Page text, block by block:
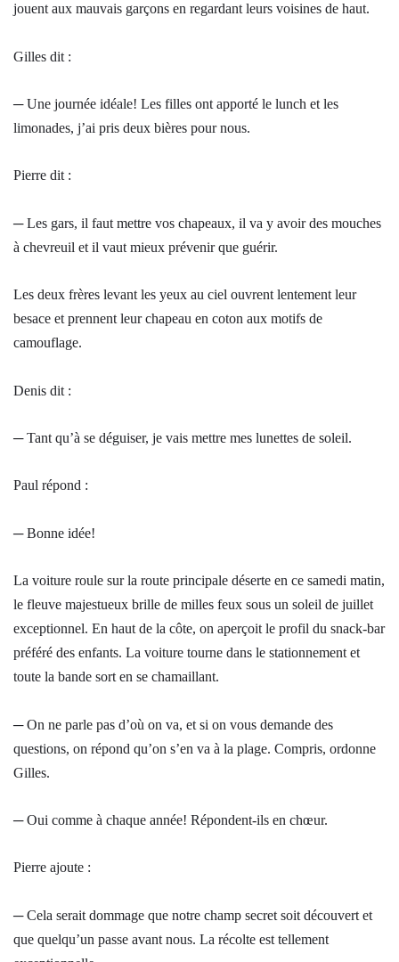
jouent aux mauvais garçons en regardant leurs voisines de haut.
Gilles dit :
─ Une journée idéale! Les filles ont apporté le lunch et les
limonades, j’ai pris deux bières pour nous.
Pierre dit :
─ Les gars, il faut mettre vos chapeaux, il va y avoir des mouches
à chevreuil et il vaut mieux prévenir que guérir.
Les deux frères levant les yeux au ciel ouvrent lentement leur
besace et prennent leur chapeau en coton aux motifs de
camouflage.
Denis dit :
─ Tant qu’à se déguiser, je vais mettre mes lunettes de soleil.
Paul répond :
─ Bonne idée!
La voiture roule sur la route principale déserte en ce samedi matin,
le fleuve majestueux brille de milles feux sous un soleil de juillet
exceptionnel. En haut de la côte, on aperçoit le profil du snack-bar
préféré des enfants. La voiture tourne dans le stationnement et
toute la bande sort en se chamaillant.
─ On ne parle pas d’où on va, et si on vous demande des
questions, on répond qu’on s’en va à la plage. Compris, ordonne
Gilles.
─ Oui comme à chaque année! Répondent-ils en chœur.
Pierre ajoute :
─ Cela serait dommage que notre champ secret soit découvert et
que quelqu’un passe avant nous. La récolte est tellement